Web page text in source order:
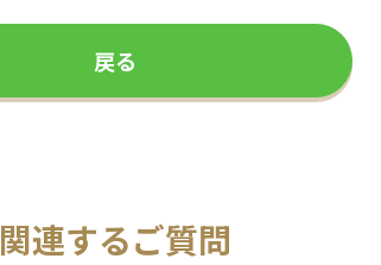
戻る
関連するご質問